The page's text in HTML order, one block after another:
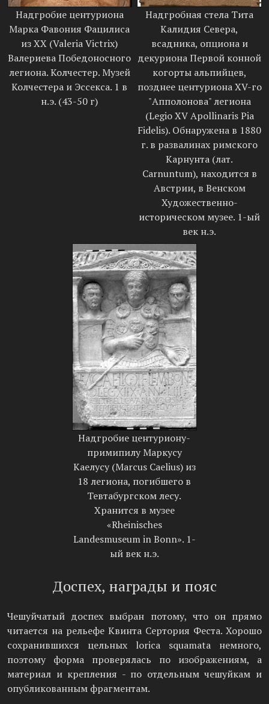
Надгробие центуриона
Марка Фавония Фацилиса
из XX (Valeria Victrix)
Валериева Победоносного
легиона. Колчестер. Музей
Колчестера и Эссекса. 1 в
н.э. (43-50 г)
Надгробная стела Тита
Калидия Севера,
всадника, опциона и
декуриона Первой конной
когорты альпийцев,
позднее центуриона XV-го
"Апполонова" легиона
(Legio XV Apollinaris Pia
Fidelis). Обнаружена в 1880
г. в развалинах римского
Карнунта (лат.
Carnuntum), находится в
Австрии, в Венском
Художественно-
историческом музее. 1-ый
век н.э.
Надгробие центуриону-
примипилу Маркусу
Каелусу (Marcus Caelius) из
18 легиона, погибшего в
Тевтабургском лесу.
Хранится в музее
«Rheinisches
Landesmuseum in Bonn». 1-
ый век н.э.
Доспех, награды и пояс
Чешуйчатый доспех выбран потому, что он прямо
читается на рельефе Квинта Сертория Феста. Хорошо
сохранившихся цельных lorica squamata немного,
поэтому форма проверялась по изображениям, а
материал и крепления - по отдельным чешуйкам и
опубликованным фрагментам.